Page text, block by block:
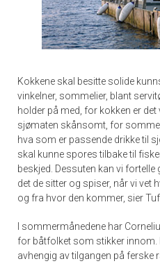
Kokkene skal besitte solide
vinkelner, sommelier, blant
holder på med, for kokken er
sjømaten skånsomt, for
hva som er passende drikke til
skal kunne spores tilbake til
beskjed. Dessuten kan vi
det de sitter og spiser, når vi vet
og fra hvor den kommer, sier
I sommermånedene har
for båtfolket som stikker innom.
avhengig av tilgangen på ferske